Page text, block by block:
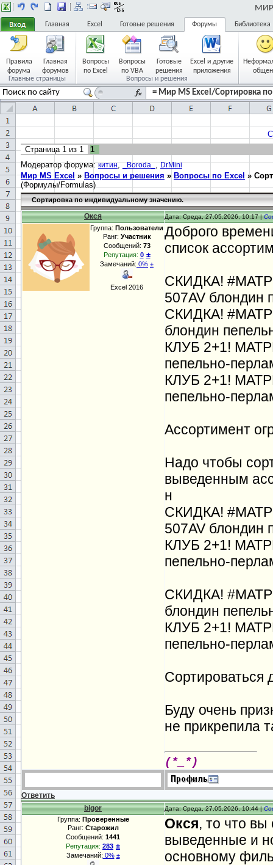
МИР
Главная Excel Готовые решения Форумы Библиотека
Правила
форума
Главная
форумов
Главные страницы
Вопросы
по Excel
Вопросы
по VBA
Готовые
решения
Excel и другие
приложения
Вопросы и решения
= Мир MS Excel/Сортировка
Страница 1 из 1
1
Модератор форума:китин,_Boroda_,DrMini
Мир MS Excel » Вопросы и решения » Вопросы по Excel »
(Формулы/Formulas)
Сортировка по индивидуальному значению.
Окся Дата: Среда, 27.05.2026, 10:17 |
Группа: Пользователи
Ранг: Участник
Сообщений: 73
Репутация: 0 ±
Замечаний: 0% ±
Excel 2016
Доброго
список
СКИДКА!
507AV блондин
СКИДКА!
блондин
КЛУБ 2+1!
пепельно-
КЛУБ 2+1!
пепельно-
Ассортимент
Надо чтобы
выведенным
н
СКИДКА!
507AV блондин
КЛУБ 2+1!
пепельно-
СКИДКА!
блондин
КЛУБ 2+1!
пепельно-
Сортироваться
Буду очень
не прикрепила
(*_*)
Ответить
bigor
Дата: Среда, 27.05.2026, 10:44 |
Группа: Проверенные
Ранг: Старожил
Сообщений: 1441
Репутация: 283 ±
Замечаний: 0% ±
Окся, то что
выведенные и
основному